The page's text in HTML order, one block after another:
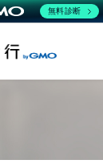
無料診断